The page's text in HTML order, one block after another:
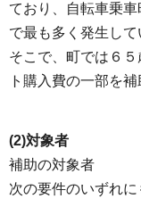
ており、自転車乗
で最も多く発生して
そこで、町では６
ト購入費の一部を補
(2)対象者
補助の対象者
次の要件のいずれ